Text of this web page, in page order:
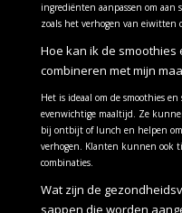
ingrediënten aanpassen om aan
zoals het verhogen van eiwitten
Hoe kan ik de
combineren met mijn
Het is ideaal om de smoothies
evenwichtige maaltijd. Ze
bij ontbijt of lunch en helpen
verhogen. Klanten kunnen ook
combinaties.
Wat zijn de
sappen die worden